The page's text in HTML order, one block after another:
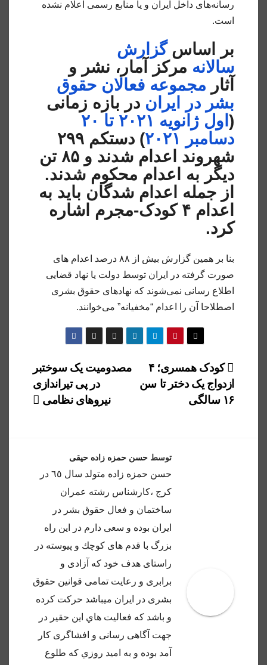
رسانه‌های داخل ایران و یا منابع رسمی اعلام نشده
است.
بر اساسگزارش
سالانه مرکز آمار، نشر و
آثار مجموعه فعالان حقوق
بشر در ایران در بازه زمانی
(
اول ژانویه ۲۰۲۱ تا ۲۰
دسامبر ۲۰۲۱
) دستکم ۲۹۹
شهروند اعدام شدند و ۸۵ تن
دیگر به اعدام محکوم شدند.
از جمله اعدام شدگان باید به
اعدام ۴ کودک-مجرم اشاره
کرد.
بنا بر همین گزارش بیش از ۸۸ درصد اعدام های
صورت گرفته در ایران توسط دولت یا نهاد قضایی
اطلاع رسانی نمی‌شوند که نهادهای حقوق بشری
اصطلاحا آن را اعدام “مخفیانه” می‌خوانند.
راهبری
نوشته
مصدومیت یک سوختبر
در پی تیراندازی
نیروهای نظامی
کودک همسری؛ ۴
ازدواج یک دختر تا سن
۱۶ سالگی
توسط حسن حمزه زاده حیقی
حسن حمزه زاده متولد سال ٦٥ در
كرج ،كارشناس رشته عمران
ساختمان و فعال حقوق بشر در
ايران بوده و سعى دارم در اين راه
بزرگ با قدم هاى كوچك و پيوسته در
راستاى هدف خود كه آزادى و
برابرى و رعايت تمامى قوانين حقوق
بشرى در ايران ميباشد حركت كرده
و باشد كه فعاليت هاي اين حقير در
جهت آگاهى رسانى و افشاگرى كار
آمد بوده و به اميد روزي كه طلوع